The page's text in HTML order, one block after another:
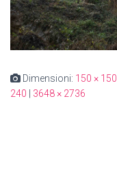
Dimensioni: 150 × 150
240 | 3648 × 2736